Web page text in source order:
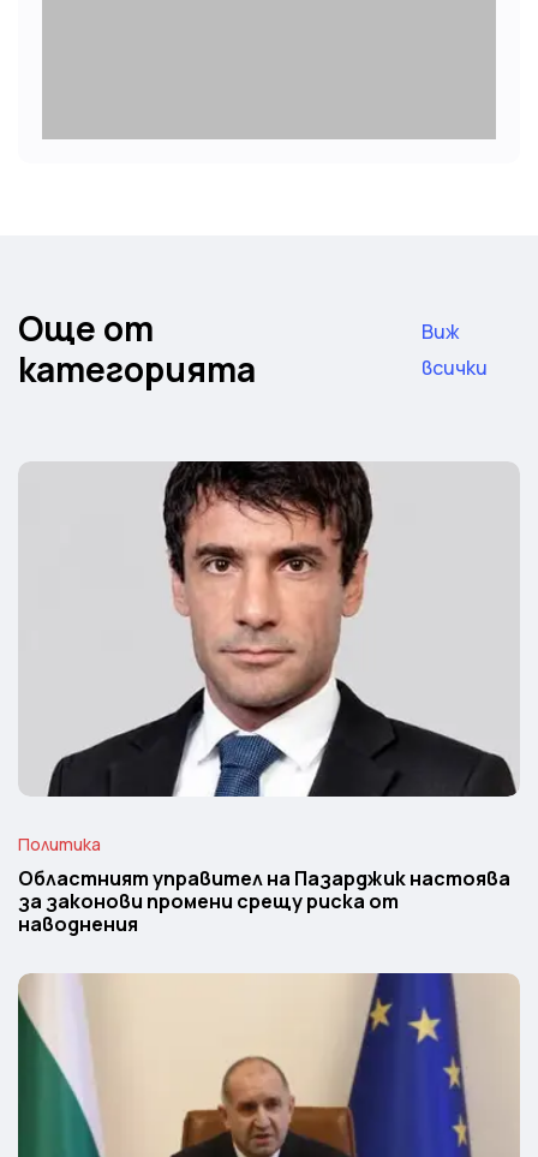
Още от
категорията
Виж
всички
Политика
Областният управител на Пазарджик настоява
за законови промени срещу риска от
наводнения